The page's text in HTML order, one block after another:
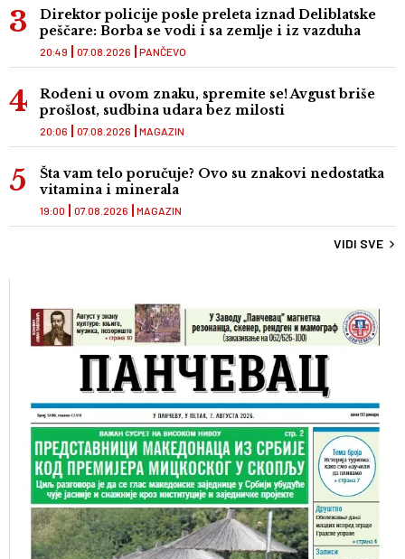
Direktor policije posle preleta iznad Deliblatske
peščare: Borba se vodi i sa zemlje i iz vazduha
PANČEVO
20:49 07.08.2026
Rođeni u ovom znaku, spremite se! Avgust briše
prošlost, sudbina udara bez milosti
MAGAZIN
20:06 07.08.2026
Šta vam telo poručuje? Ovo su znakovi nedostatka
vitamina i minerala
MAGAZIN
19:00 07.08.2026
VIDI SVE